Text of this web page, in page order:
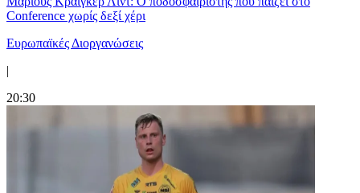
Conference χωρίς δεξί χέρι
Ευρωπαϊκές Διοργανώσεις
|
20:30